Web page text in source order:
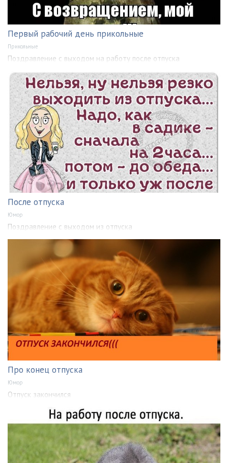
Первый рабочий день прикольные
Прикольные
Поздравление с выходом на работу после отпуска
После отпуска
Юмор
Поздравление с выходом из отпуска
Про конец отпуска
Юмор
Отпуск закончился